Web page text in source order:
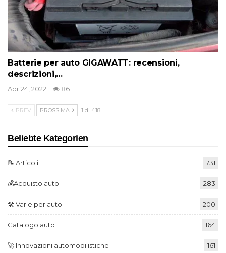
Batterie per auto GIGAWATT: recensioni,
descrizioni,…
Apr 24, 2022 86
PREV PROSSIMA 1 di 418
Beliebte Kategorien
📝 Articoli 731
💰Acquisto auto 283
🛠️ Varie per auto 200
Catalogo auto 164
🚀 Innovazioni automobilistiche 161